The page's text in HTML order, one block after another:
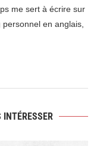
me sert à écrire sur
en anglais,